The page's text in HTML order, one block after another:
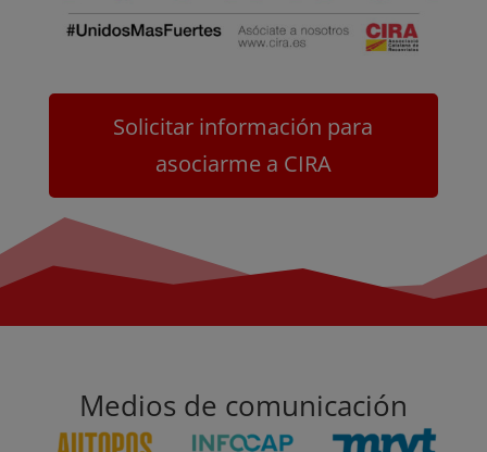
Solicitar información para
asociarme a CIRA
Medios de comunicación